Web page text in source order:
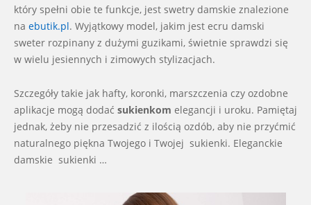
który spełni obie te funkcje, jest swetry damskie znalezione
na ebutik.pl. Wyjątkowy model, jakim jest ecru damski
sweter rozpinany z dużymi guzikami, świetnie sprawdzi się
w wielu jesiennych i zimowych stylizacjach.
Szczegóły takie jak hafty, koronki, marszczenia czy ozdobne
aplikacje mogą dodać sukienkom elegancji i uroku. Pamiętaj
jednak, żeby nie przesadzić z ilością ozdób, aby nie przyćmić
naturalnego piękna Twojego i Twojej sukienki. Eleganckie
damskie sukienki …